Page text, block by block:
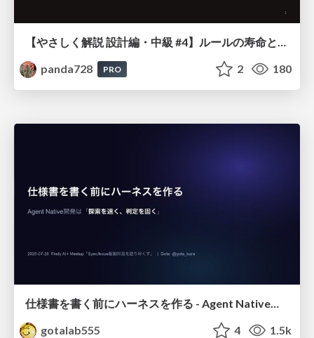
panda728
PRO 2 180
仕様書を書く前にハーネスを作る - Agent Native開発は「探索を速く、判定を固く」
gotalab555
4 1.5k